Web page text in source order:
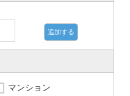
追加する
マンション